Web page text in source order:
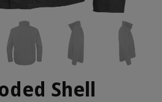
Shell